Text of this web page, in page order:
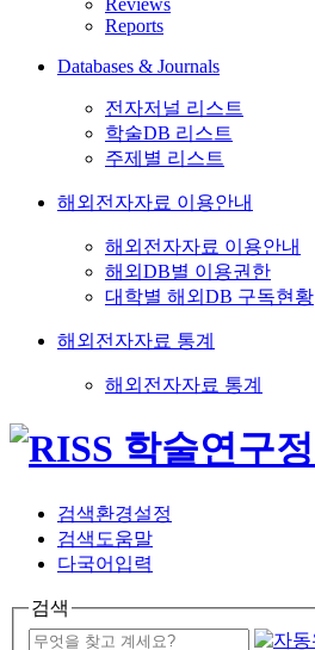
Reviews
Reports
Databases & Journals
전자저널 리스트
학술DB 리스트
주제별 리스트
해외전자자료 이용안내
해외전자자료 이용안내
해외DB별 이용권한
대학별 해외DB 구독현황
해외전자자료 통계
해외전자자료 통계
검색환경설정
검색도움말
다국어입력
검색